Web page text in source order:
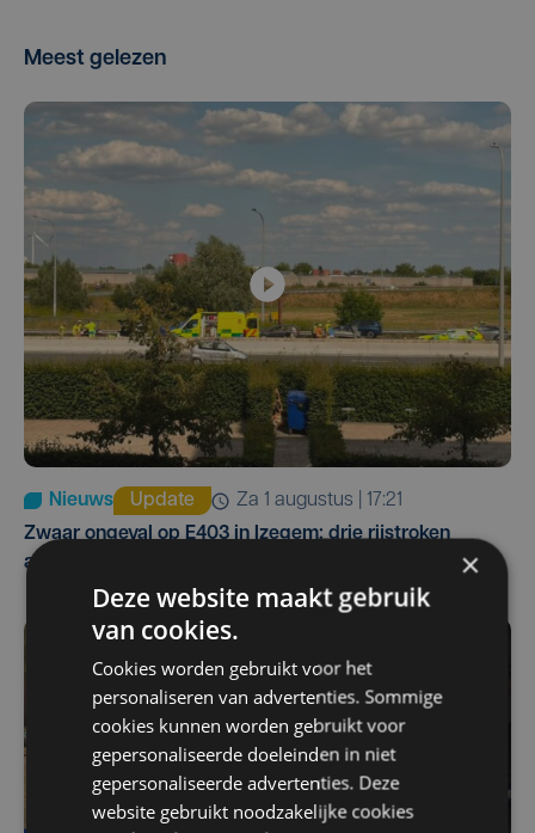
Meest gelezen
Nieuws Update
za 1 augustus | 17:21
Zwaar ongeval op E403 in Izegem: drie rijstroken
afgesloten
×
Deze website maakt gebruik
van cookies.
Cookies worden gebruikt voor het
personaliseren van advertenties. Sommige
cookies kunnen worden gebruikt voor
gepersonaliseerde doeleinden in niet
gepersonaliseerde advertenties. Deze
website gebruikt noodzakelijke cookies